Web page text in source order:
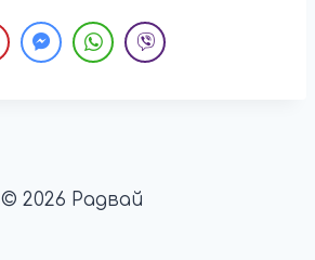
© 2026 Радвай